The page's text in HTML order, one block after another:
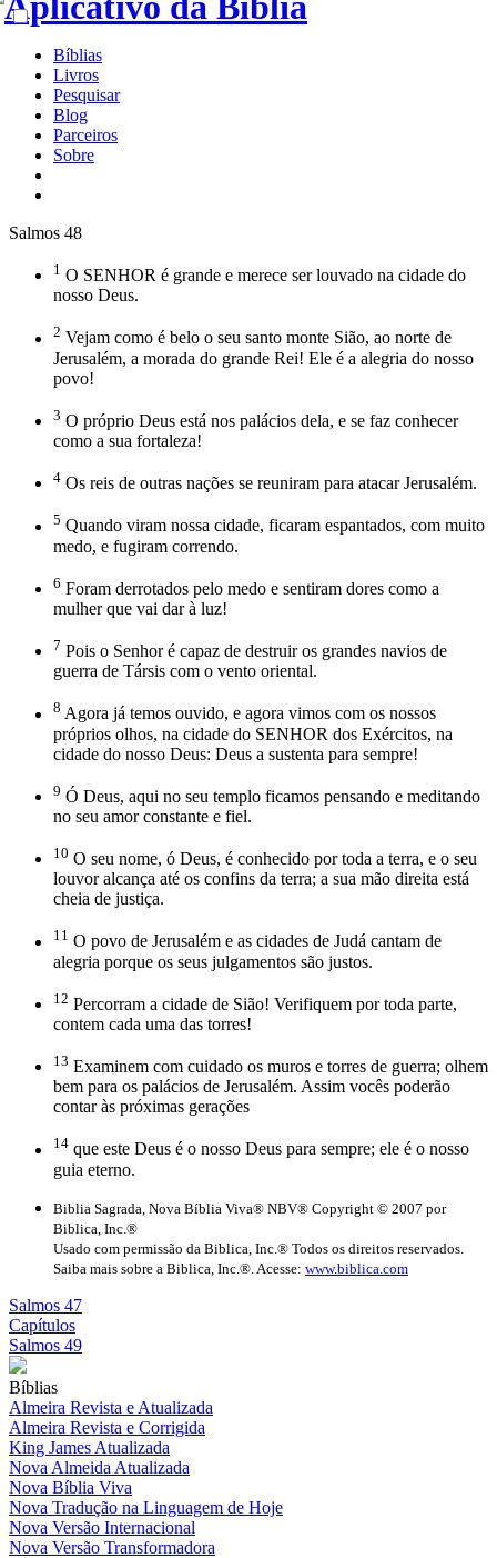
Bíblias
Livros
Pesquisar
Blog
Parceiros
Sobre
Salmos 48
1 O SENHOR é grande e merece ser louvado na cidade do
nosso Deus.
2 Vejam como é belo o seu santo monte Sião, ao norte de
Jerusalém, a morada do grande Rei! Ele é a alegria do nosso
povo!
3 O próprio Deus está nos palácios dela, e se faz conhecer
como a sua fortaleza!
4 Os reis de outras nações se reuniram para atacar Jerusalém.
5 Quando viram nossa cidade, ficaram espantados, com muito
medo, e fugiram correndo.
6 Foram derrotados pelo medo e sentiram dores como a
mulher que vai dar à luz!
7 Pois o Senhor é capaz de destruir os grandes navios de
guerra de Társis com o vento oriental.
8 Agora já temos ouvido, e agora vimos com os nossos
próprios olhos, na cidade do SENHOR dos Exércitos, na
cidade do nosso Deus: Deus a sustenta para sempre!
9 Ó Deus, aqui no seu templo ficamos pensando e meditando
no seu amor constante e fiel.
10 O seu nome, ó Deus, é conhecido por toda a terra, e o seu
louvor alcança até os confins da terra; a sua mão direita está
cheia de justiça.
11 O povo de Jerusalém e as cidades de Judá cantam de
alegria porque os seus julgamentos são justos.
12 Percorram a cidade de Sião! Verifiquem por toda parte,
contem cada uma das torres!
13 Examinem com cuidado os muros e torres de guerra; olhem
bem para os palácios de Jerusalém. Assim vocês poderão
contar às próximas gerações
14 que este Deus é o nosso Deus para sempre; ele é o nosso
guia eterno.
Biblia Sagrada, Nova Bíblia Viva® NBV® Copyright © 2007 por
Biblica, Inc.®
Usado com permissão da Biblica, Inc.® Todos os direitos reservados.
Saiba mais sobre a Biblica, Inc.®. Acesse: www.biblica.com
Salmos 47
Capítulos
Salmos 49
Bíblias
Almeira Revista e Atualizada
Almeira Revista e Corrigida
King James Atualizada
Nova Almeida Atualizada
Nova Bíblia Viva
Nova Tradução na Linguagem de Hoje
Nova Versão Internacional
Nova Versão Transformadora